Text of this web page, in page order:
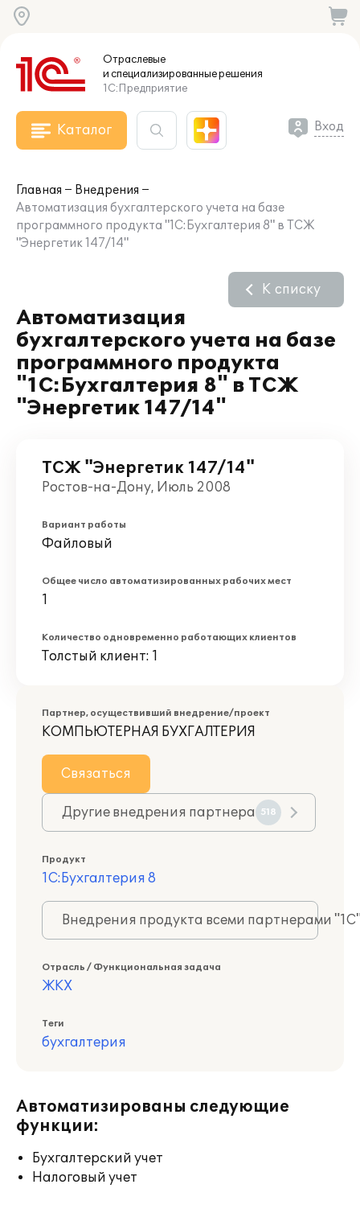
Отраслевые
и специализированныерешения
1С:Предприятие
Каталог Вход
Главная
Внедрения
Автоматизация бухгалтерского учета на базе
программного продукта "1С:Бухгалтерия 8" в ТСЖ
"Энергетик 147/14"
Автоматизация
бухгалтерского учета на базе
программного продукта
"1С:Бухгалтерия 8" в ТСЖ
"Энергетик 147/14"
К списку
ТСЖ "Энергетик 147/14"
Ростов-на-Дону, Июль 2008
Вариант работы
Файловый
Общее число автоматизированных рабочих мест
1
Количество одновременно работающих клиентов
Толстый клиент: 1
Партнер, осуществивший внедрение/проект
КОМПЬЮТЕРНАЯ БУХГАЛТЕРИЯ
Связаться
Другие внедрения партнера 518
Продукт
1С:Бухгалтерия 8
Внедрения продукта всеми партнерами
Отрасль / Функциональная задача
ЖКХ
Теги
бухгалтерия
Автоматизированы следующие
функции:
Бухгалтерский учет
Налоговый учет